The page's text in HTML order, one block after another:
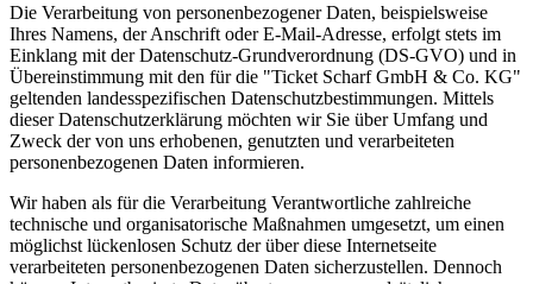
Die Verarbeitung von personenbezogener Daten, beispielsweise
Ihres Namens, der Anschrift oder E-Mail-Adresse, erfolgt stets im
Einklang mit der Datenschutz-Grundverordnung (DS-GVO) und in
Übereinstimmung mit den für die "Ticket Scharf GmbH & Co. KG"
geltenden landesspezifischen Datenschutzbestimmungen. Mittels
dieser Datenschutzerklärung möchten wir Sie über Umfang und
Zweck der von uns erhobenen, genutzten und verarbeiteten
personenbezogenen Daten informieren.
Wir haben als für die Verarbeitung Verantwortliche zahlreiche
technische und organisatorische Maßnahmen umgesetzt, um einen
möglichst lückenlosen Schutz der über diese Internetseite
verarbeiteten personenbezogenen Daten sicherzustellen. Dennoch